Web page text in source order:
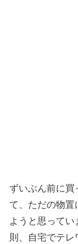
ずいぶん前に買
て、ただの物置
ようと思って
則、自宅でテレ